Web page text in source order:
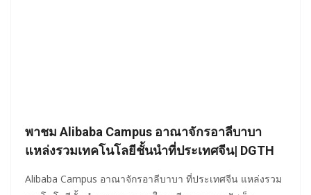
พาชม Alibaba Campus อาณาจักรอาลีบาบา
แหล่งรวมเทคโนโลยีชั้นนำที่ประเทศจีน| DGTH
Alibaba Campus อาณาจักรอาลีบาบา ที่ประเทศจีน แหล่งรวม